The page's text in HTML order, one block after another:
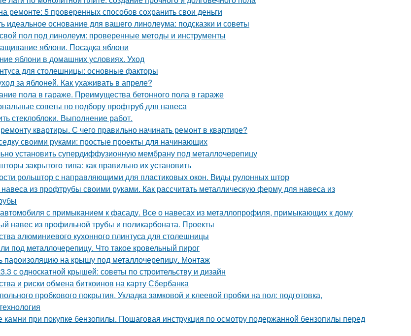
ремонте: 5 проверенных способов сохранить свои деньги
идеальное основание для вашего линолеума: подсказки и советы
пол под линолеум: проверенные методы и инструменты
яблони. Посадка яблони
яблони в домашних условиях. Уход
для столешницы: основные факторы
за яблоней. Как ухаживать в апреле?
пола в гараже. Преимущества бетонного пола в гараже
советы по подбору профтруб для навеса
стеклоблоки. Выполнение работ.
квартиры. С чего правильно начинать ремонт в квартире?
своими руками: простые проекты для начинающих
установить супердиффузионную мембрану под металлочерепицу
закрытого типа: как правильно их установить
рольштор с направляющими для пластиковых окон. Виды рулонных штор
из профтрубы своими руками. Как рассчитать металлическую ферму для навеса из
с примыканием к фасаду. Все о навесах из металлопрофиля, примыкающих к дому
навес из профильной трубы и поликарбоната. Проекты
алюминиевого кухонного плинтуса для столешницы
под металлочерепицу. Что такое кровельный пирог
пароизоляцию на крышу под металлочерепицу. Монтаж
с односкатной крышей: советы по строительству и дизайн
и риски обмена биткоинов на карту Сбербанка
пробкового покрытия. Укладка замковой и клеевой пробки на пол: подготовка,
при покупке бензопилы. Пошаговая инструкция по осмотру подержанной бензопилы перед